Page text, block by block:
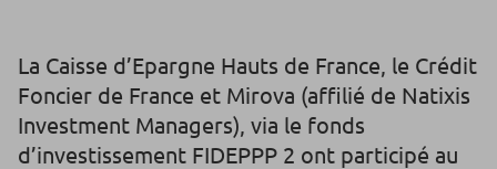
La Caisse d’Epargne Hauts de France, le Crédit
Foncier de France et Mirova (affilié de Natixis
Investment Managers), via le fonds
d’investissement FIDEPPP 2 ont participé au